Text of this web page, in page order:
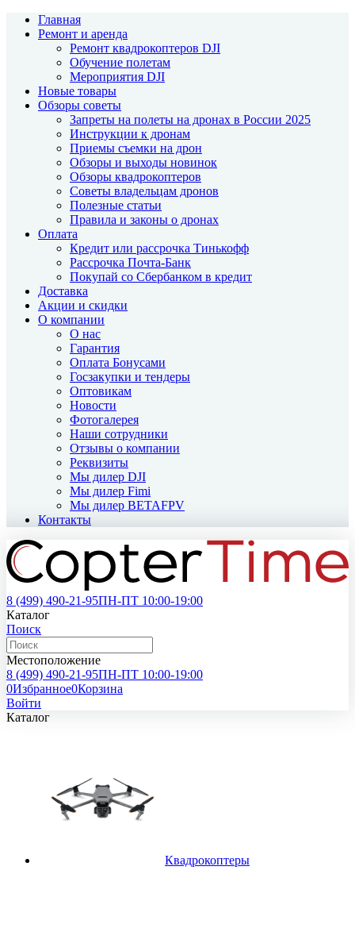
Главная
Ремонт и аренда
Ремонт квадрокоптеров DJI
Обучение полетам
Мероприятия DJI
Новые товары
Обзоры советы
Запреты на полеты на дронах в России 2025
Инструкции к дронам
Приемы съемки на дрон
Обзоры и выходы новинок
Обзоры квадрокоптеров
Советы владельцам дронов
Полезные статьи
Правила и законы о дронах
Оплата
Кредит или рассрочка Тинькофф
Рассрочка Почта-Банк
Покупай со Сбербанком в кредит
Доставка
Акции и скидки
О компании
О нас
Гарантия
Оплата Бонусами
Госзакупки и тендеры
Оптовикам
Новости
Фотогалерея
Наши сотрудники
Отзывы о компании
Реквизиты
Мы дилер DJI
Мы дилер Fimi
Мы дилер BETAFPV
Контакты
8 (499) 490-21-95ПН-ПТ 10:00-19:00
Каталог
Поиск
Местоположение
8 (499) 490-21-95ПН-ПТ 10:00-19:00
0Избранное0Корзина
Войти
Каталог
Квадрокоптеры